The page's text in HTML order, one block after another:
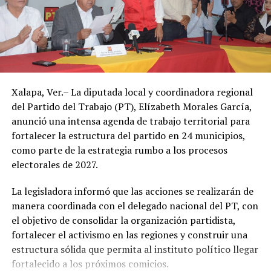
Sin embargo, el ambiente seguirá siendo caluroso, con
un descenso apenas perceptible en la temperatura a
partir de este jueves.
exposición prolongada al sol durante las horas de mayor
radiación, mantenerse hidratado y tomar precauciones
ante posibles tormentas eléctricas, especialmente en
regiones montañosas y del sur de Veracruz.
Xalapa, Ver.– La diputada local y coordinadora regional
del Partido del Trabajo (PT), Elízabeth Morales García,
anunció una intensa agenda de trabajo territorial para
fortalecer la estructura del partido en 24 municipios,
como parte de la estrategia rumbo a los procesos
electorales de 2027.
La legisladora informó que las acciones se realizarán de
manera coordinada con el delegado nacional del PT, con
el objetivo de consolidar la organización partidista,
fortalecer el activismo en las regiones y construir una
estructura sólida que permita al instituto político llegar
fortalecido a los próximos comicios.